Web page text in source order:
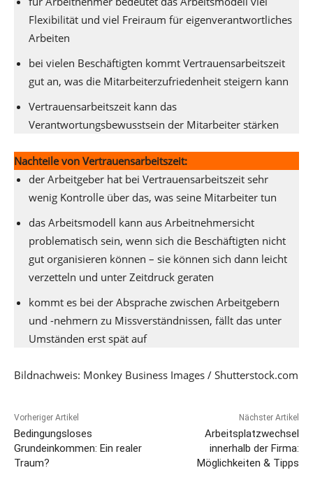
Flexibilität und viel Freiraum für eigenverantwortliches
Arbeiten
bei vielen Beschäftigten kommt Vertrauensarbeitszeit
gut an, was die Mitarbeiterzufriedenheit steigern kann
Vertrauensarbeitszeit kann das
Verantwortungsbewusstsein der Mitarbeiter stärken
Nachteile von Vertrauensarbeitszeit:
der Arbeitgeber hat bei Vertrauensarbeitszeit sehr
wenig Kontrolle über das, was seine Mitarbeiter tun
das Arbeitsmodell kann aus Arbeitnehmersicht
problematisch sein, wenn sich die Beschäftigten nicht
gut organisieren können – sie können sich dann leicht
verzetteln und unter Zeitdruck geraten
kommt es bei der Absprache zwischen Arbeitgebern
und -nehmern zu Missverständnissen, fällt das unter
Umständen erst spät auf
Bildnachweis: Monkey Business Images / Shutterstock.com
Vorheriger Artikel
Bedingungsloses
Grundeinkommen: Ein realer
Traum?
Nächster Artikel
Arbeitsplatzwechsel
innerhalb der Firma:
Möglichkeiten & Tipps